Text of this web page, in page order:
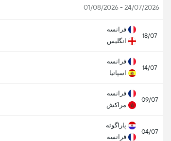
24/07/2026 - 01/08/2026
18/07
فرانسه
انگلیس
14/07
فرانسه
اسپانیا
09/07
فرانسه
مراکش
04/07
پاراگوئه
فرانسه